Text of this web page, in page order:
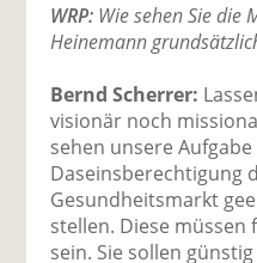
WRP: Wie sehen Sie die
Heinemann
Bernd Scherrer:
visionär noch
sehen unsere
Daseinsberechtigung
Gesundheitsmarkt
stellen. Diese
sein. Sie sollen